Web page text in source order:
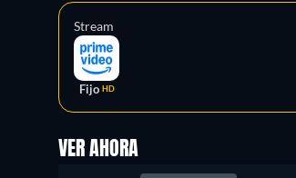
Stream
Fijo HD
VER AHORA